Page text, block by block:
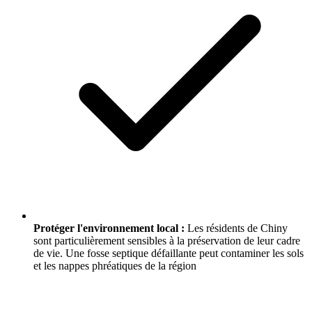
Protéger l'environnement local : Les résidents de Chiny
sont particulièrement sensibles à la préservation de leur cadre
de vie. Une fosse septique défaillante peut contaminer les sols
et les nappes phréatiques de la région